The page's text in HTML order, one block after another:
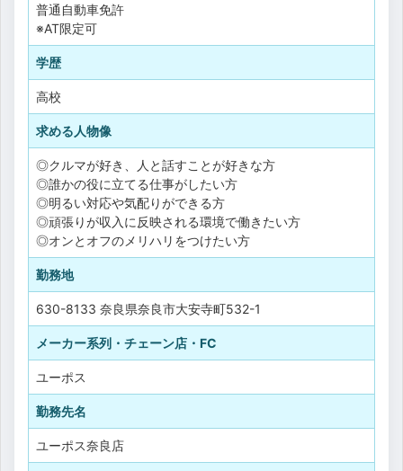
普通自動車免許
※AT限定可
学歴
高校
求める人物像
◎クルマが好き、人と話すことが好きな方
◎誰かの役に立てる仕事がしたい方
◎明るい対応や気配りができる方
◎頑張りが収入に反映される環境で働きたい方
◎オンとオフのメリハリをつけたい方
勤務地
630-8133 奈良県奈良市大安寺町532-1
メーカー系列・チェーン店・FC
ユーポス
勤務先名
ユーポス奈良店